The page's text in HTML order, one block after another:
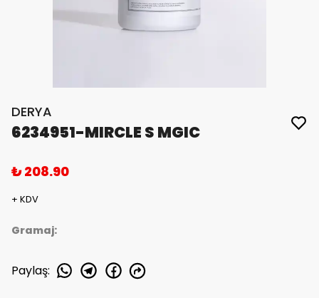
DERYA
6234951-MIRCLE S MGIC
₺ 208.90
+ KDV
Gramaj:
Paylaş: